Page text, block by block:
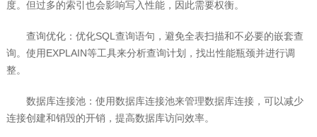
度。但过多的索引也会影响写入性能，因此需要权衡。
查询优化：优化SQL查询语句，避免全表扫描和不必要的嵌套查
询。使用EXPLAIN等工具来分析查询计划，找出性能瓶颈并进行调
整。
数据库连接池：使用数据库连接池来管理数据库连接，可以减少
连接创建和销毁的开销，提高数据库访问效率。